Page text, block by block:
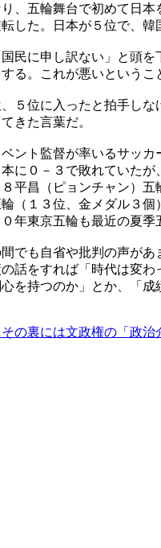
、五輪舞台で初めて日
した。日本が５位で、
民に申し訳ない」と頭
る。これが悪いという
５位に入ったと拍手し
きた言葉だ。
ント監督が率いるサッ
に０－３で敗れていた
平昌（ピョンチャン）
（１３位、金メダル３
年東京五輪も最近の夏季
でも自省や批判の声が
話をすれば「時代は変
を持つのか」とか、「
の裏には文政権の「政治